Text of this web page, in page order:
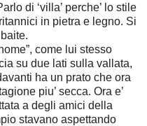
di ‘villa’ perche’ lo stile
in pietra e legno. Si
come lui stesso
su due lati sulla vallata,
ha un prato che ora
piu’ secca. Ora e’
a degli amici della
stavano aspettando